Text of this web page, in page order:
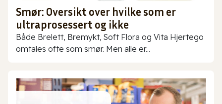
Smør: Oversikt over hvilke som er
ultraprosessert og ikke
Både Brelett, Bremykt, Soft Flora og Vita Hjertego
omtales ofte som smør. Men alle er...